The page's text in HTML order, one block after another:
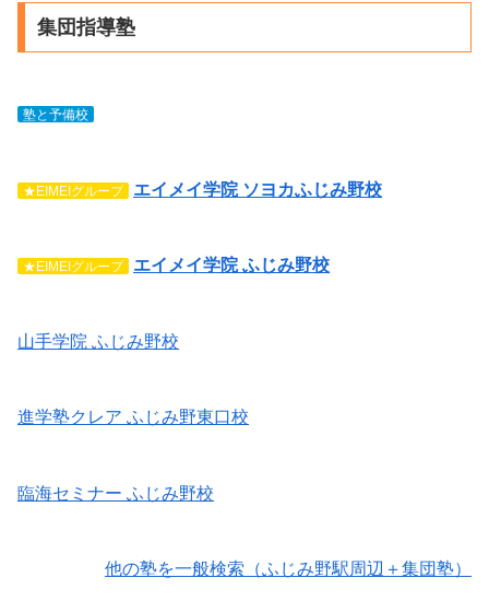
集団指導塾
塾と予備校
★EIMEIグループ エイメイ学院 ソヨカふじみ野校
★EIMEIグループ エイメイ学院 ふじみ野校
山手学院 ふじみ野校
進学塾クレア ふじみ野東口校
臨海セミナー ふじみ野校
他の塾を一般検索（ふじみ野駅周辺＋集団塾）